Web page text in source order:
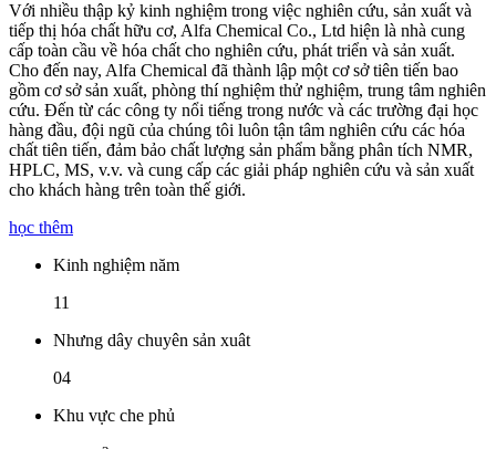
Với nhiều thập kỷ kinh nghiệm trong việc nghiên cứu, sản xuất và
tiếp thị hóa chất hữu cơ, Alfa Chemical Co., Ltd hiện là nhà cung
cấp toàn cầu về hóa chất cho nghiên cứu, phát triển và sản xuất.
Cho đến nay, Alfa Chemical đã thành lập một cơ sở tiên tiến bao
gồm cơ sở sản xuất, phòng thí nghiệm thử nghiệm, trung tâm nghiên
cứu. Đến từ các công ty nổi tiếng trong nước và các trường đại học
hàng đầu, đội ngũ của chúng tôi luôn tận tâm nghiên cứu các hóa
chất tiên tiến, đảm bảo chất lượng sản phẩm bằng phân tích NMR,
HPLC, MS, v.v. và cung cấp các giải pháp nghiên cứu và sản xuất
cho khách hàng trên toàn thế giới.
học thêm
Kinh nghiệm năm
11
Nhưng dây chuyên sản xuât
04
Khu vực che phủ